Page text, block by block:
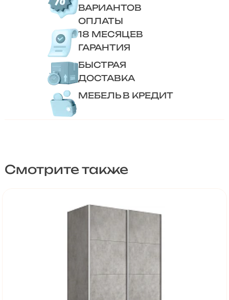
ВАРИАНТОВ
ОПЛАТЫ
18 МЕСЯЦЕВ
ГАРАНТИЯ
БЫСТРАЯ
ДОСТАВКА
МЕБЕЛЬ В КРЕДИТ
Смотрите также